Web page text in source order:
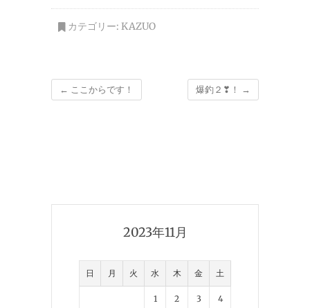
カテゴリー: KAZUO
← ここからです！ 爆釣２❣！ →
2023年11月
日 月 火 水 木 金 土
1 2 3 4